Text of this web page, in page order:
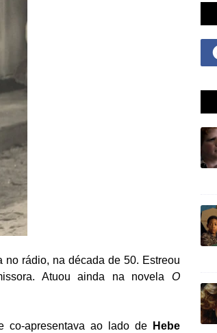
rádio, na década de 50. Estreou
Atuou ainda na novelaO
co-apresentava ao lado de
Hebe